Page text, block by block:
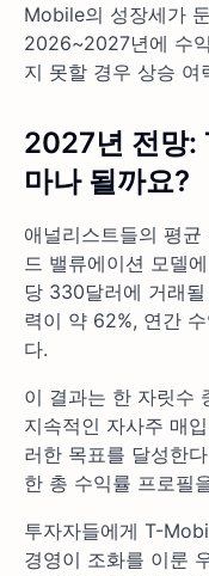
Mobile의 성장세가
2026~2027년에 수
지 못할 경우 상승 여
2027년 전망:
마나 될까요?
애널리스트들의 평
드 밸류에이션 모델
당 330달러에 거래
력이 약 62%, 연간
다.
이 결과는 한 자릿수
지속적인 자사주 매
러한 목표를 달성한
한 총 수익률 프로필
투자자들에게 T-
경영이 조화를 이룬